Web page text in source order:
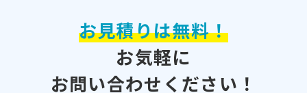
お見積りは無料！
お気軽に
お問い合わせください！